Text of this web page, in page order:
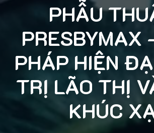
PHẪU
PRESBYMAX
PHÁP HIỆN
TRỊ LÃO THỊ
KHÚC